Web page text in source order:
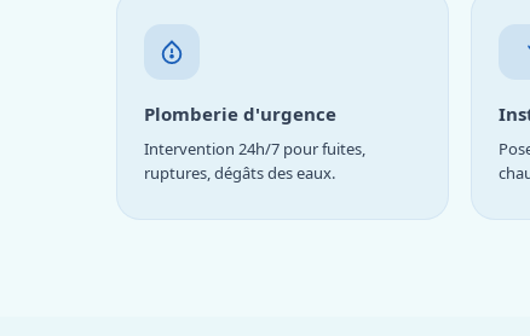
Plomberie d'urgence
Intervention 24h/7 pour fuites,
ruptures, dégâts des eaux.